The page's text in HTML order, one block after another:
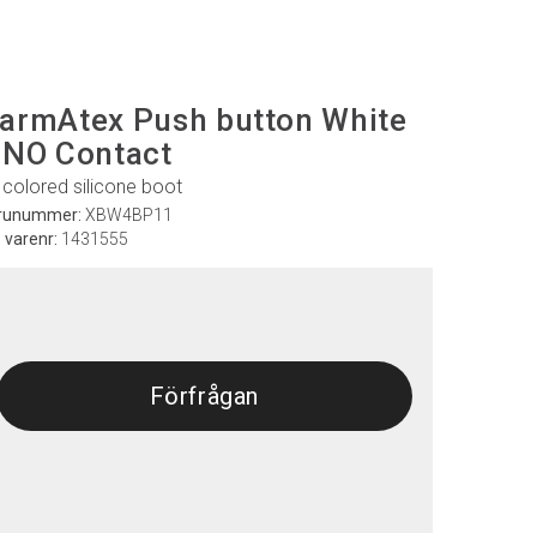
Push button White
Contact
silicone boot
XBW4BP11
varenr: 1431555
Förfrågan